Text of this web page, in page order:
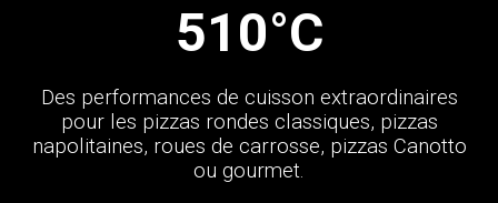
510°C
Des performances de cuisson extraordinaires
pour les pizzas rondes classiques, pizzas
napolitaines, roues de carrosse, pizzas Canotto
ou gourmet.